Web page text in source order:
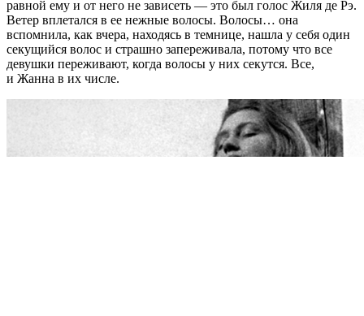
равной ему и от него не зависеть — это был голос Жиля де Рэ.
Ветер вплетался в ее нежные волосы. Волосы… она
вспомнила, как вчера, находясь в темнице, нашла у себя один
секущийся волос и страшно запереживала, потому что все
девушки переживают, когда волосы у них секутся. Все,
и Жанна в их числе.